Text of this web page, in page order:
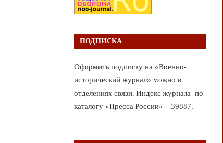
ПОДПИСКА
Оформить подписку на «Военно-
исторический журнал» можно в
отделениях связи. Индекс журнала по
каталогу «Пресса России» – 39887.